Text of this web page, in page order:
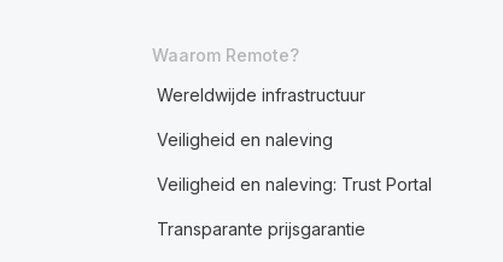
Waarom Remote?
Wereldwijde infrastructuur
Veiligheid en naleving
Veiligheid en naleving: Trust Portal
Transparante prijsgarantie